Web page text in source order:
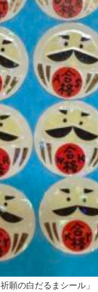
願の白だるまシール」